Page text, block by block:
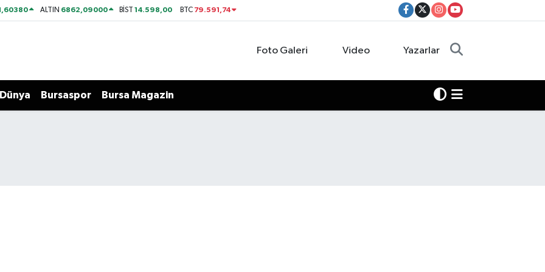
ALTIN 6862,09000 BİST14.598,00 BTC 79.591,74
Foto Galeri Video Yazarlar
Dünya Bursaspor Bursa Magazin